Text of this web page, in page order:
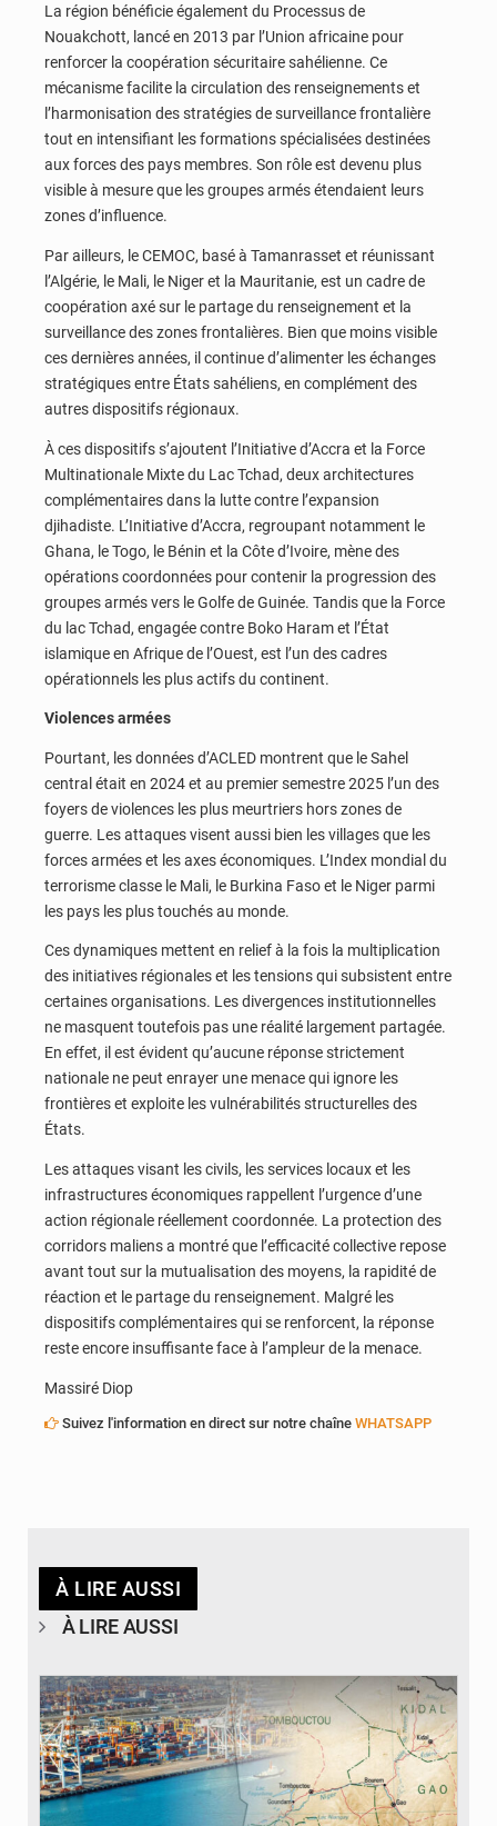
La région bénéficie également du Processus de
Nouakchott, lancé en 2013 par l’Union africaine pour
renforcer la coopération sécuritaire sahélienne. Ce
mécanisme facilite la circulation des renseignements et
l’harmonisation des stratégies de surveillance frontalière
tout en intensifiant les formations spécialisées destinées
aux forces des pays membres. Son rôle est devenu plus
visible à mesure que les groupes armés étendaient leurs
zones d’influence.
Par ailleurs, le CEMOC, basé à Tamanrasset et réunissant
l’Algérie, le Mali, le Niger et la Mauritanie, est un cadre de
coopération axé sur le partage du renseignement et la
surveillance des zones frontalières. Bien que moins visible
ces dernières années, il continue d’alimenter les échanges
stratégiques entre États sahéliens, en complément des
autres dispositifs régionaux.
À ces dispositifs s’ajoutent l’Initiative d’Accra et la Force
Multinationale Mixte du Lac Tchad, deux architectures
complémentaires dans la lutte contre l’expansion
djihadiste. L’Initiative d’Accra, regroupant notamment le
Ghana, le Togo, le Bénin et la Côte d’Ivoire, mène des
opérations coordonnées pour contenir la progression des
groupes armés vers le Golfe de Guinée. Tandis que la Force
du lac Tchad, engagée contre Boko Haram et l’État
islamique en Afrique de l’Ouest, est l’un des cadres
opérationnels les plus actifs du continent.
Violences armées
Pourtant, les données d’ACLED montrent que le Sahel
central était en 2024 et au premier semestre 2025 l’un des
foyers de violences les plus meurtriers hors zones de
guerre. Les attaques visent aussi bien les villages que les
forces armées et les axes économiques. L’Index mondial du
terrorisme classe le Mali, le Burkina Faso et le Niger parmi
les pays les plus touchés au monde.
Ces dynamiques mettent en relief à la fois la multiplication
des initiatives régionales et les tensions qui subsistent entre
certaines organisations. Les divergences institutionnelles
ne masquent toutefois pas une réalité largement partagée.
En effet, il est évident qu’aucune réponse strictement
nationale ne peut enrayer une menace qui ignore les
frontières et exploite les vulnérabilités structurelles des
États.
Les attaques visant les civils, les services locaux et les
infrastructures économiques rappellent l’urgence d’une
action régionale réellement coordonnée. La protection des
corridors maliens a montré que l’efficacité collective repose
avant tout sur la mutualisation des moyens, la rapidité de
réaction et le partage du renseignement. Malgré les
dispositifs complémentaires qui se renforcent, la réponse
reste encore insuffisante face à l’ampleur de la menace.
Massiré Diop
Suivez l'information en direct sur notre chaîne WHATSAPP
À LIRE AUSSI
À LIRE AUSSI
© JDM